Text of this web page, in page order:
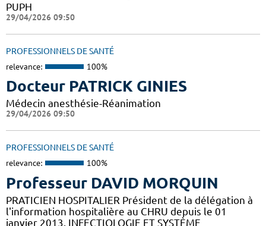
PUPH
29/04/2026 09:50
PROFESSIONNELS DE SANTÉ
relevance: 100%
Docteur PATRICK GINIES
Médecin anesthésie-Réanimation
29/04/2026 09:50
PROFESSIONNELS DE SANTÉ
relevance: 100%
Professeur DAVID MORQUIN
PRATICIEN HOSPITALIER Président de la délégation à
l'information hospitalière au CHRU depuis le 01
janvier 2013. INFECTIOLOGIE ET SYSTÈME